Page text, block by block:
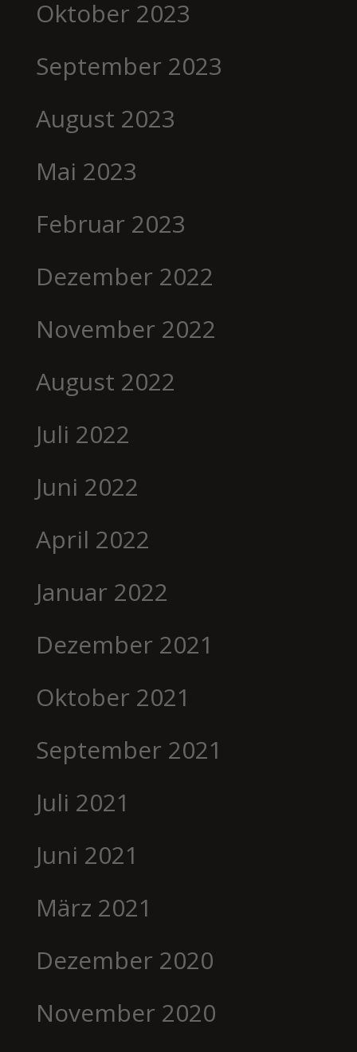
Oktober 2023
September 2023
August 2023
Mai 2023
Februar 2023
Dezember 2022
November 2022
August 2022
Juli 2022
Juni 2022
April 2022
Januar 2022
Dezember 2021
Oktober 2021
September 2021
Juli 2021
Juni 2021
März 2021
Dezember 2020
November 2020